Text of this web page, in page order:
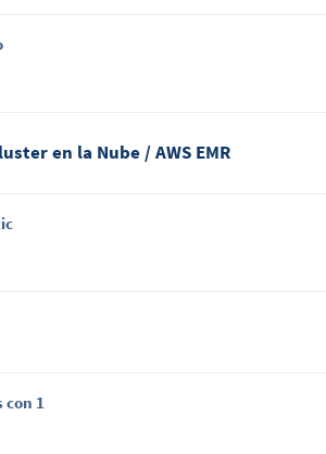
en la Nube / AWS EMR
con 1